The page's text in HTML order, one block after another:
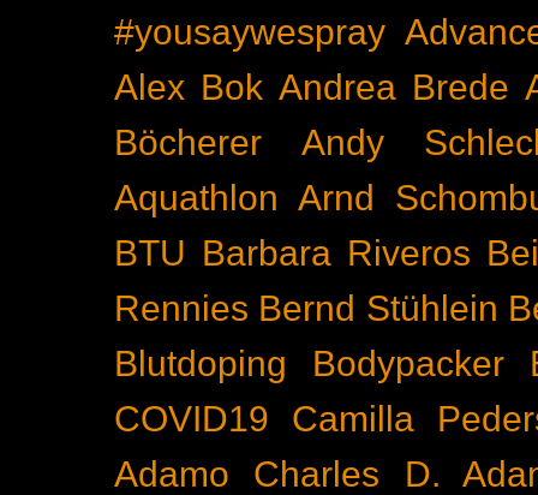
#yousaywespray
Alex Bok Andrea Brede
Böcherer
Andy
Aquathlon Arnd
BTU Barbara Riveros
Rennies Bernd Stühlein
Blutdoping
Bodypacker
COVID19
Camilla
Adamo
Charles D.